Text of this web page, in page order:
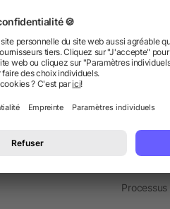
Information
À propos des livraisons